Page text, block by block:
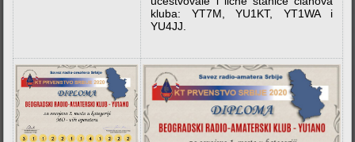
kluba: YT7M, YU1KT, YT1WA i
YU4JJ.